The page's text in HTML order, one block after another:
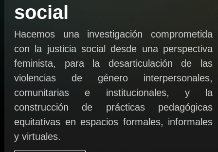
social
Hacemos una investigación comprometida
con la justicia social desde una perspectiva
feminista, para la desarticulación de las
violencias de género interpersonales,
comunitarias e institucionales, y la
construcción de prácticas pedagógicas
equitativas en espacios formales, informales
y virtuales.